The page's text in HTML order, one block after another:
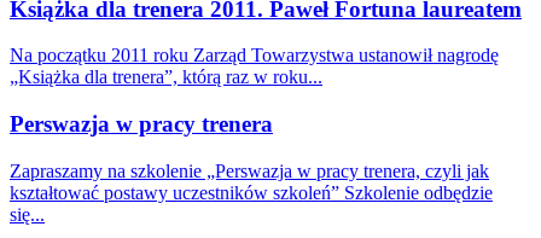
Książka dla trenera 2011. Paweł Fortuna laureatem
Na początku 2011 roku Zarząd Towarzystwa ustanowił nagrodę
„Książka dla trenera”, którą raz w roku...
Perswazja w pracy trenera
Zapraszamy na szkolenie „Perswazja w pracy trenera, czyli jak
kształtować postawy uczestników szkoleń” Szkolenie odbędzie
się...